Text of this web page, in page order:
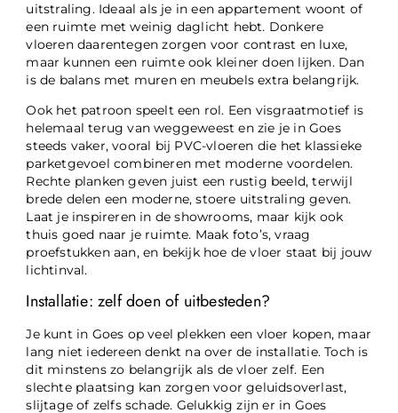
uitstraling. Ideaal als je in een appartement woont of
een ruimte met weinig daglicht hebt. Donkere
vloeren daarentegen zorgen voor contrast en luxe,
maar kunnen een ruimte ook kleiner doen lijken. Dan
is de balans met muren en meubels extra belangrijk.
Ook het patroon speelt een rol. Een visgraatmotief is
helemaal terug van weggeweest en zie je in Goes
steeds vaker, vooral bij PVC-vloeren die het klassieke
parketgevoel combineren met moderne voordelen.
Rechte planken geven juist een rustig beeld, terwijl
brede delen een moderne, stoere uitstraling geven.
Laat je inspireren in de showrooms, maar kijk ook
thuis goed naar je ruimte. Maak foto’s, vraag
proefstukken aan, en bekijk hoe de vloer staat bij jouw
lichtinval.
Installatie: zelf doen of uitbesteden?
Je kunt in Goes op veel plekken een vloer kopen, maar
lang niet iedereen denkt na over de installatie. Toch is
dit minstens zo belangrijk als de vloer zelf. Een
slechte plaatsing kan zorgen voor geluidsoverlast,
slijtage of zelfs schade. Gelukkig zijn er in Goes